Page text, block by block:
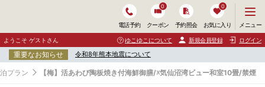
電話予約 クーポン
0
予約照会 お気に入り
0
ニ
ュ
ー
開
く
メニュー
ようこそ ゲストさん ゆこゆこについて 新規会員登録 ログイン
重要なお知らせ 令和8年熊本地震について
プラン 【梅】活あわび陶板焼き付海鮮御膳/☓気仙沼湾ビュー和室10畳/禁煙